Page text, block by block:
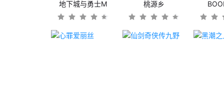
地下城与勇士M 桃源乡